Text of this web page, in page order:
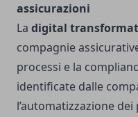
assicurazioni
La digital
compagnie
processi e la
identificate dalle
l’automatizzazione